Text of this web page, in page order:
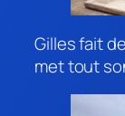
Gilles fait
met tout